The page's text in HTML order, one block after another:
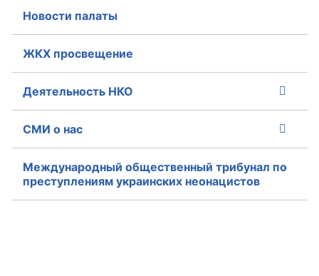
Новости палаты
ЖКХ просвещение
Деятельность НКО
СМИ о нас
Международный общественный трибунал по
преступлениям украинских неонацистов